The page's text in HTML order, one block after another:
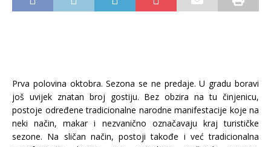
Prva polovina oktobra. Sezona se ne predaje. U gradu boravi
još uvijek znatan broj gostiju. Bez obzira na tu činjenicu,
postoje određene tradicionalne narodne manifestacije koje na
neki način, makar i nezvanično označavaju kraj turističke
sezone. Na sličan način, postoji takođe i već tradicionalna